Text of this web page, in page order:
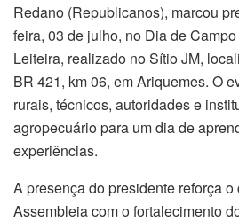
Redano (Republicanos), marcou
feira, 03 de julho, no Dia de
Leiteira, realizado no Sítio JM,
BR 421, km 06, em Ariquemes. O
rurais, técnicos, autoridades e
agropecuário para um dia de
experiências.
A presença do presidente reforça
Assembleia com o fortalecimento